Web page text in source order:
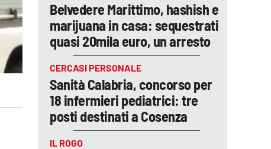
Belvedere Marittimo, hashish e
marijuana in casa: sequestrati
quasi 20mila euro, un arresto
CERCASI PERSONALE
Sanità Calabria, concorso per
18 infermieri pediatrici: tre
posti destinati a Cosenza
IL ROGO